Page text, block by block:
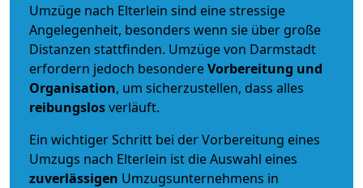
Umzüge nach Elterlein sind eine stressige
Angelegenheit, besonders wenn sie über große
Distanzen stattfinden. Umzüge von Darmstadt
erfordern jedoch besondereVorbereitung und
Organisation, um sicherzustellen, dass alles
reibungslosverläuft.
Ein wichtiger Schritt bei der Vorbereitung eines
Umzugs nach Elterlein ist die Auswahl eines
zuverlässigen Umzugsunternehmens in